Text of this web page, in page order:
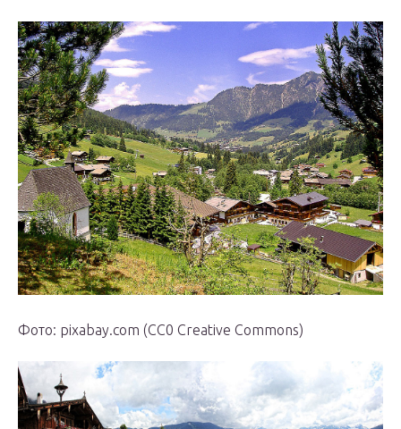
Фото: pixabay.com (CC0 Creative Commons)